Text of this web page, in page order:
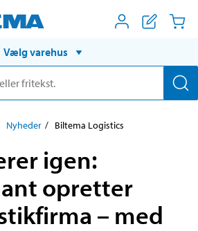
Vælg varehus
Nyheder Biltema Logistics
igen:
opretter
– med